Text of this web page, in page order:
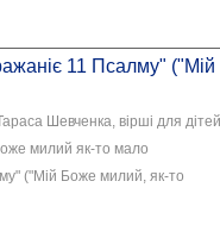
11 Псалму" ("Мій
Шевченка, вірші для
милий як-то мало
("Мій Боже милий, як-то